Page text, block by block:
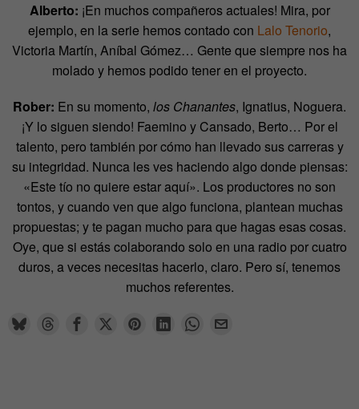
Alberto: ¡En muchos compañeros actuales! Mira, por
ejemplo, en la serie hemos contado con Lalo Tenorio,
Victoria Martín, Aníbal Gómez… Gente que siempre nos ha
molado y hemos podido tener en el proyecto.
Rober: En su momento, los Chanantes, Ignatius, Noguera.
¡Y lo siguen siendo! Faemino y Cansado, Berto… Por el
talento, pero también por cómo han llevado sus carreras y
su integridad. Nunca les ves haciendo algo donde piensas:
«Este tío no quiere estar aquí». Los productores no son
tontos, y cuando ven que algo funciona, plantean muchas
propuestas; y te pagan mucho para que hagas esas cosas.
Oye, que si estás colaborando solo en una radio por cuatro
duros, a veces necesitas hacerlo, claro. Pero sí, tenemos
muchos referentes.